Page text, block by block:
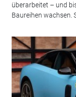
überarbeitet – und
Baureihen wachsen.